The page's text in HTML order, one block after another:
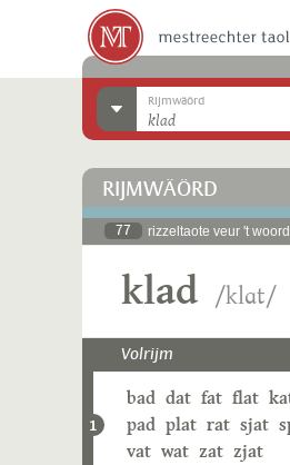
Rijmwäörd
RIJMWÄÖRD
77 rizzeltaote veur 't woord
klad /klɑt/
Volrijm
1
bad dat fat flat
pad plat rat sjat
vat wat zat zjat